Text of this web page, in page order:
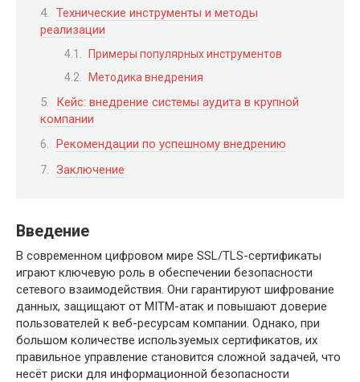
Технические инструменты и методы
реализации
Примеры популярных инструментов
Методика внедрения
Кейс: внедрение системы аудита в крупной
компании
Рекомендации по успешному внедрению
Заключение
Введение
В современном цифровом мире SSL/TLS-сертификаты
играют ключевую роль в обеспечении безопасности
сетевого взаимодействия. Они гарантируют шифрование
данных, защищают от MITM-атак и повышают доверие
пользователей к веб-ресурсам компании. Однако, при
большом количестве используемых сертификатов, их
правильное управление становится сложной задачей, что
несёт риски для информационной безопасности